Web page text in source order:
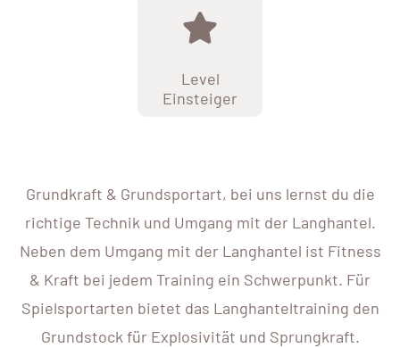
Level
Einsteiger
Grundkraft & Grundsportart, bei uns lernst du die
richtige Technik und Umgang mit der Langhantel.
Neben dem Umgang mit der Langhantel ist Fitness
& Kraft bei jedem Training ein Schwerpunkt. Für
Spielsportarten bietet das Langhanteltraining den
Grundstock für Explosivität und Sprungkraft.